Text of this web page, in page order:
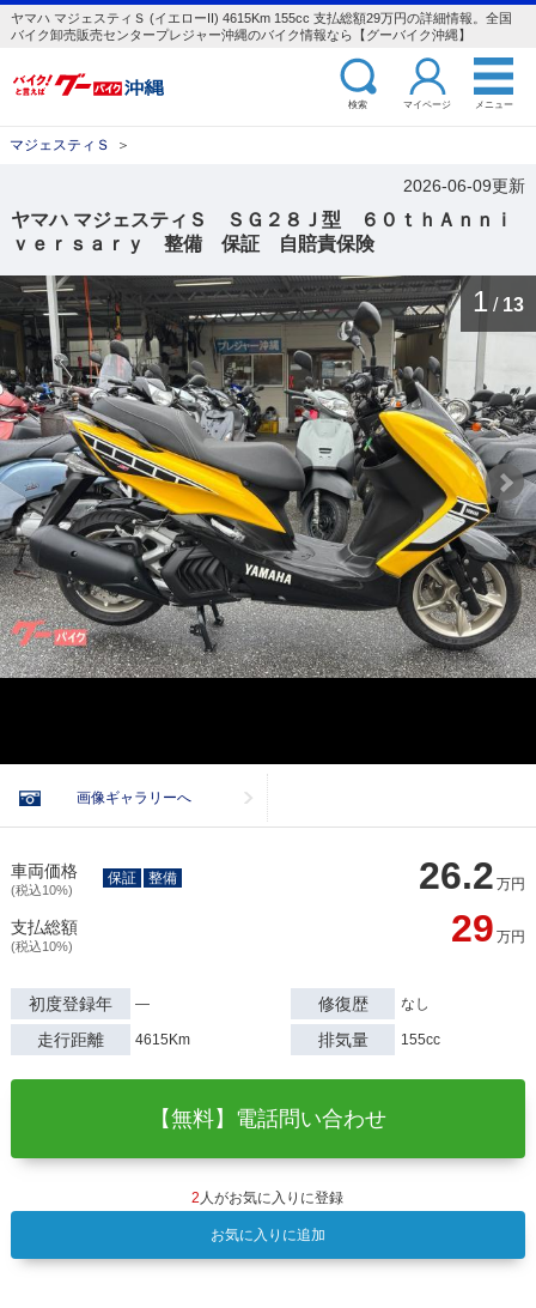
ヤマハ マジェスティＳ (イエローII) 4615Km 155cc 支払総額29万円の詳細情報。全国
バイク卸売販売センタープレジャー沖縄のバイク情報なら【グーバイク沖縄】
検索 マイページ メニュー
マジェスティＳ ＞
2026-06-09更新
ヤマハ マジェスティＳ ＳＧ２８Ｊ型 ６０ｔｈＡｎｎｉ
ｖｅｒｓａｒｙ 整備 保証 自賠責保険
1 / 13
画像ギャラリーへ
車両価格
(税込10%) 26.2 万円
保証 整備
支払総額
(税込10%) 29 万円
初度登録年 ― 修復歴 なし
走行距離 4615Km 排気量 155cc
【無料】電話問い合わせ
2 人がお気に入りに登録
お気に入りに追加